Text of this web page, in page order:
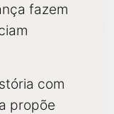
fazem
com
propõe